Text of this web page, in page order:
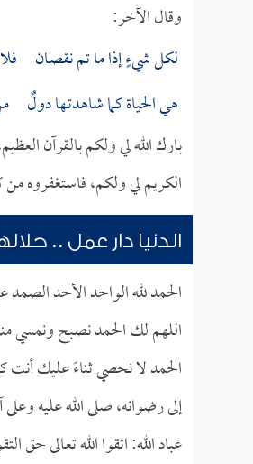
وقال الآخر:
لكل شيءٍ إذا ما تم نقصـان
هي الحياة كما شاهدتـها دولٌ
بارك الله لي ولكم بالقرآن
الكريم لي ولكم، فاستغفروه
الدنيا دار عمل ..
الحمد لله الواحد الأحد
اللهم لك الحمد نصبح ونمسي
الحمد لا نحصي ثناءً عليك أنت
إلى رضوانه، صلى الله عليه
عباد الله: اتقوا الله تعالى حق